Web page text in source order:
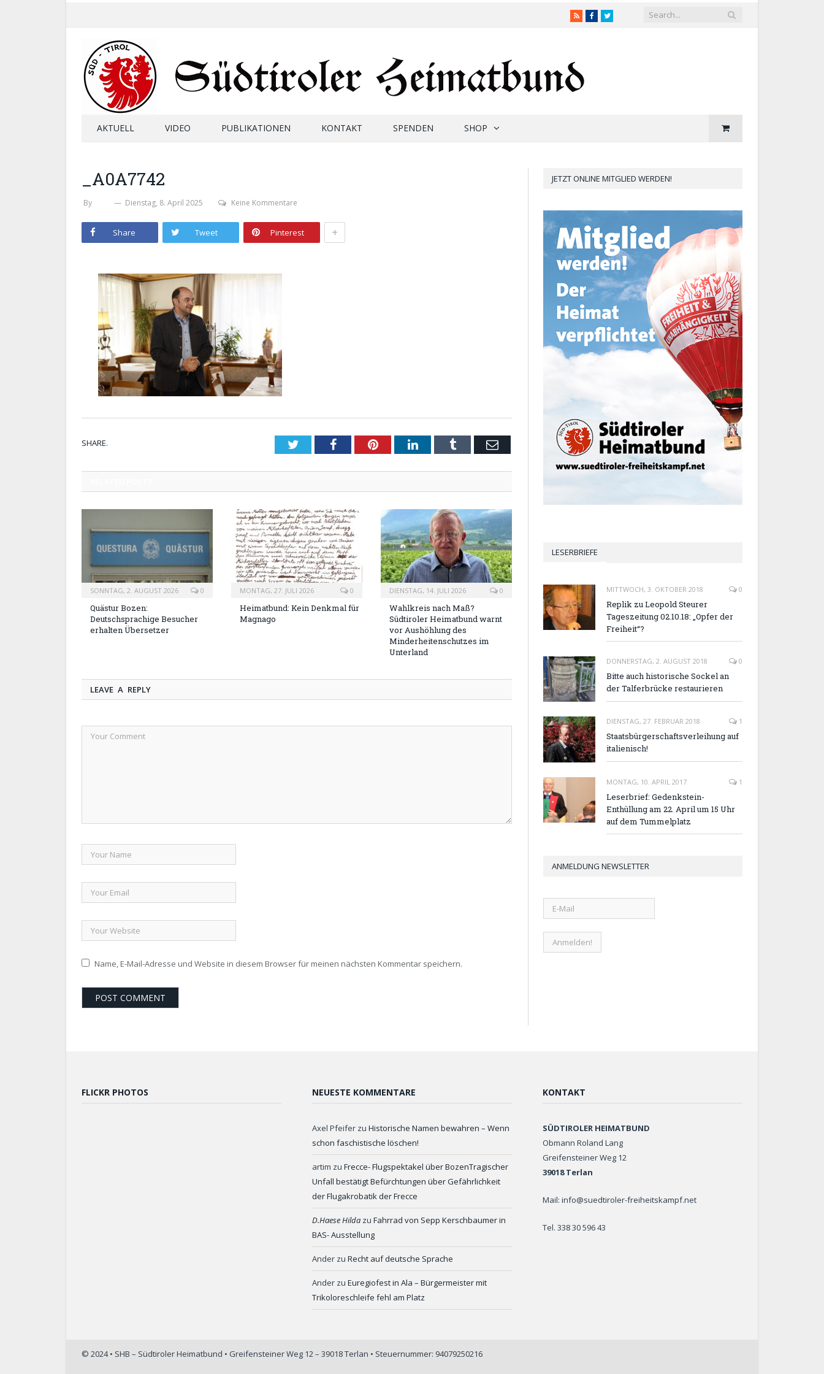
RSSFacebookTwitter
AKTUELL VIDEO PUBLIKATIONEN KONTAKT SPENDEN SHOP
_A0A7742
By Dienstag, 8. April 2025 Keine Kommentare
Share Tweet Pinterest +
SHARE. TwitterFacebookPinterestLinkedInTumblr Email
SONNTAG, 2. AUGUST 2026 0
Quästur Bozen:
Deutschsprachige Besucher
erhalten Übersetzer
MONTAG, 27. JULI 2026 0
Heimatbund: Kein Denkmal für
Magnago
DIENSTAG, 14. JULI 2026 0
Wahlkreis nach Maß?
Südtiroler Heimatbund warnt
vor Aushöhlung des
Minderheitenschutzes im
Unterland
LEAVE A REPLY
Name, E-Mail-Adresse und Website in diesem Browser für meinen nächsten Kommentar speichern.
JETZT ONLINE MITGLIED WERDEN!
LESERBRIEFE
MITTWOCH, 3. OKTOBER 2018 0
Replik zu Leopold Steurer
Tageszeitung 02.10.18: „Opfer der
Freiheit“?
DONNERSTAG, 2. AUGUST 2018 0
Bitte auch historische Sockel an
der Talferbrücke restaurieren
DIENSTAG, 27. FEBRUAR 2018 1
Staatsbürgerschaftsverleihung auf
italienisch!
MONTAG, 10. APRIL 2017 1
Leserbrief: Gedenkstein-
Enthüllung am 22. April um 15 Uhr
auf dem Tummelplatz
ANMELDUNG NEWSLETTER
FLICKR PHOTOS NEUESTE KOMMENTARE
Axel Pfeifer zu Historische Namen bewahren – Wenn
schon faschistische löschen!
artim zu Frecce- Flugspektakel über BozenTragischer
Unfall bestätigt Befürchtungen über Gefährlichkeit
der Flugakrobatik der Frecce
D.Haese Hilda zu Fahrrad von Sepp Kerschbaumer in
BAS- Ausstellung
Ander zu Recht auf deutsche Sprache
Ander zu Euregiofest in Ala – Bürgermeister mit
Trikoloreschleife fehl am Platz
KONTAKT
SÜDTIROLER HEIMATBUND
Obmann Roland Lang
Greifensteiner Weg 12
39018 Terlan
Mail: info@suedtiroler-freiheitskampf.net
Tel. 338 30 596 43
© 2024 • SHB – Südtiroler Heimatbund • Greifensteiner Weg 12 – 39018 Terlan • Steuernummer: 94079250216